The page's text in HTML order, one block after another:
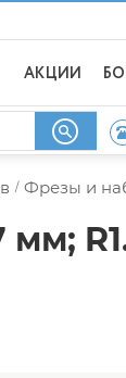
АКЦИИ
/ Фрезы и